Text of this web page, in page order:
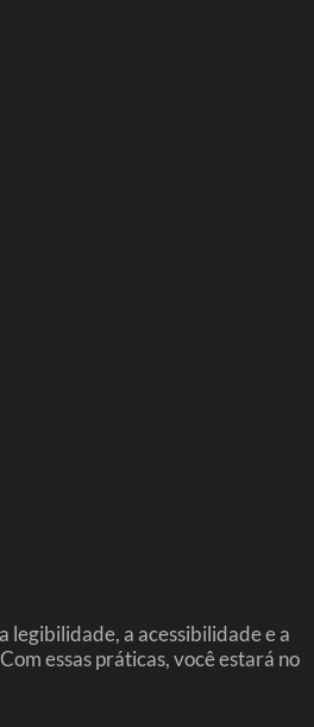
a acessibilidade e a
essas práticas, você estará no